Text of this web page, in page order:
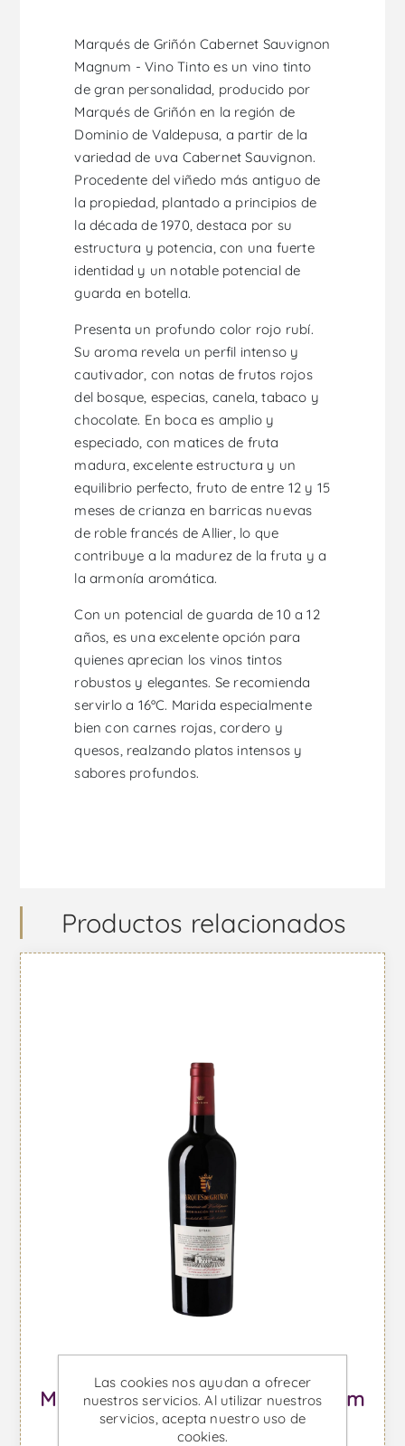
Marqués de Griñón Cabernet Sauvignon
Magnum - Vino Tinto es un vino tinto
de gran personalidad, producido por
Marqués de Griñón en la región de
Dominio de Valdepusa, a partir de la
variedad de uva Cabernet Sauvignon.
Procedente del viñedo más antiguo de
la propiedad, plantado a principios de
la década de 1970, destaca por su
estructura y potencia, con una fuerte
identidad y un notable potencial de
guarda en botella.
Presenta un profundo color rojo rubí.
Su aroma revela un perfil intenso y
cautivador, con notas de frutos rojos
del bosque, especias, canela, tabaco y
chocolate. En boca es amplio y
especiado, con matices de fruta
madura, excelente estructura y un
equilibrio perfecto, fruto de entre 12 y 15
meses de crianza en barricas nuevas
de roble francés de Allier, lo que
contribuye a la madurez de la fruta y a
la armonía aromática.
Con un potencial de guarda de 10 a 12
años, es una excelente opción para
quienes aprecian los vinos tintos
robustos y elegantes. Se recomienda
servirlo a 16ºC. Marida especialmente
bien con carnes rojas, cordero y
quesos, realzando platos intensos y
sabores profundos.
Productos relacionados
Marqués de Griñón Syrah Magnum
Cartón - Vino Tinto
Las cookies nos ayudan a ofrecer
nuestros servicios. Al utilizar nuestros
servicios, acepta nuestro uso de
cookies.